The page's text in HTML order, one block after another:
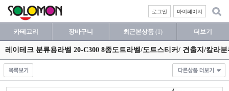
마이페이지
로그인
카테고리 장바구니 최근본상품 (1) 더보기
레이테크 분류용라벨 20-C300 8종도트라벨/도트스티커/ 견출지/칼라